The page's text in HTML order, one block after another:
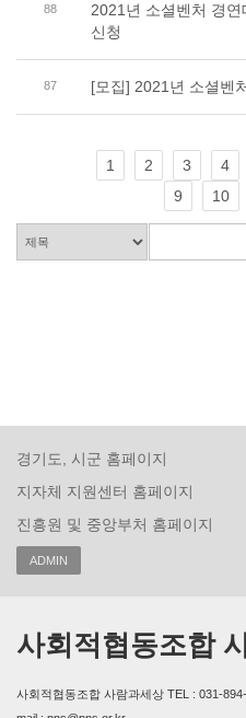
88
2021년 소셜벤처 경
신청
87 [모집] 2021년 소셜벤
1 2 3 4
9
10
경기도, 시군 홈페이지
지자체 지원센터 홈페이지
진흥원 및 중앙부처 홈페이지
ADMIN
사회적협동조합
사회적협동조합 사람과세상 TEL : 031-